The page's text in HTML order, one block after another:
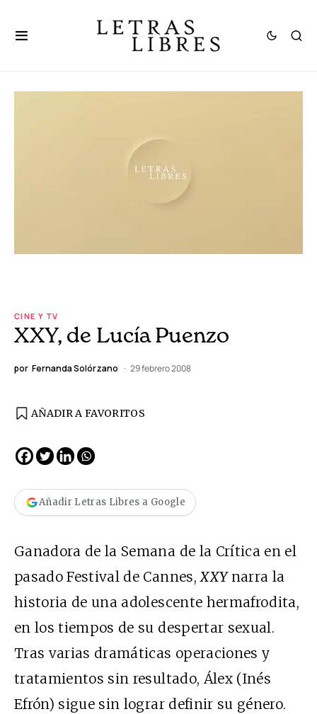
CINE Y TV
XXY, de Lucía Puenzo
por Fernanda Solórzano 29 febrero 2008
AÑADIR A FAVORITOS
Añadir Letras Libres a Google
Ganadora de la Semana de la Crítica en el
pasado Festival de Cannes,XXYnarra la
historia de una adolescente hermafrodita,
en los tiempos de su despertar sexual.
Tras varias dramáticas operaciones y
tratamientos sin resultado, Álex (Inés
Efrón) sigue sin lograr definir su género.